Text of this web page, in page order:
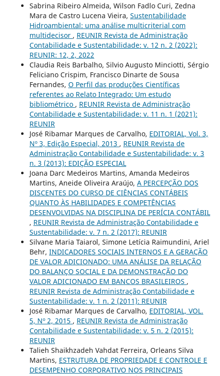
Sabrina Ribeiro Almeida, Wilson Fadlo Curi, Zedna
Mara de Castro Lucena Vieira, Sustentabilidade
Hidroambiental: uma análise multicriterial com
multidecisor , REUNIR Revista de Administração
Contabilidade e Sustentabilidade: v. 12 n. 2 (2022):
REUNIR: 12, 2, 2022
Claudia Reis Barbalho, Silvio Augusto Minciotti, Sérgio
Feliciano Crispim, Francisco Dinarte de Sousa
Fernandes, O Perfil das produções Científicas
referentes ao Relato Integrado: Um estudo
bibliométrico , REUNIR Revista de Administração
Contabilidade e Sustentabilidade: v. 11 n. 1 (2021):
REUNIR
José Ribamar Marques de Carvalho, EDITORIAL, Vol. 3,
Nº 3, Edição Especial, 2013 , REUNIR Revista de
Administração Contabilidade e Sustentabilidade: v. 3
n. 3 (2013): EDIÇÃO ESPECIAL
Joana Darc Medeiros Martins, Amanda Medeiros
Martins, Aneide Oliveira Araújo, A PERCEPÇÃO DOS
DISCENTES DO CURSO DE CIÊNCIAS CONTÁBEIS
QUANTO ÀS HABILIDADES E COMPETÊNCIAS
DESENVOLVIDAS NA DISCIPLINA DE PERÍCIA CONTÁBIL
, REUNIR Revista de Administração Contabilidade e
Sustentabilidade: v. 7 n. 2 (2017): REUNIR
Silvane Maria Taiarol, Simone Letícia Raimundini, Ariel
Behr, INDICADORES SOCIAIS INTERNOS E A GERAÇÃO
DE VALOR ADICIONADO: UMA ANÁLISE DA RELAÇÃO
DO BALANÇO SOCIAL E DA DEMONSTRAÇÃO DO
VALOR ADICIONADO EM BANCOS BRASILEIROS ,
REUNIR Revista de Administração Contabilidade e
Sustentabilidade: v. 1 n. 2 (2011): REUNIR
José Ribamar Marques de Carvalho, EDITORIAL, VOL.
5, Nº 2, 2015 , REUNIR Revista de Administração
Contabilidade e Sustentabilidade: v. 5 n. 2 (2015):
REUNIR
Talieh Shaikhzadeh Vahdat Ferreira, Orleans Silva
Martins, ESTRUTURA DE PROPRIEDADE E CONTROLE E
DESEMPENHO CORPORATIVO NOS PRINCIPAIS